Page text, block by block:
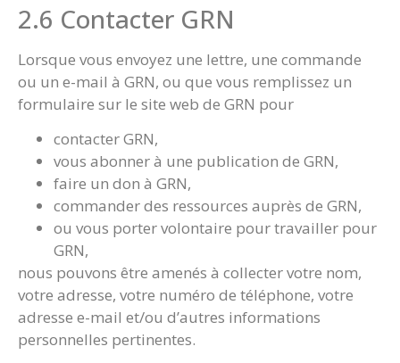
2.6 Contacter GRN
Lorsque vous envoyez une lettre, une commande
ou un e-mail à GRN, ou que vous remplissez un
formulaire sur le site web de GRN pour
contacter GRN,
vous abonner à une publication de GRN,
faire un don à GRN,
commander des ressources auprès de GRN,
ou vous porter volontaire pour travailler pour
GRN,
nous pouvons être amenés à collecter votre nom,
votre adresse, votre numéro de téléphone, votre
adresse e-mail et/ou d’autres informations
personnelles pertinentes.